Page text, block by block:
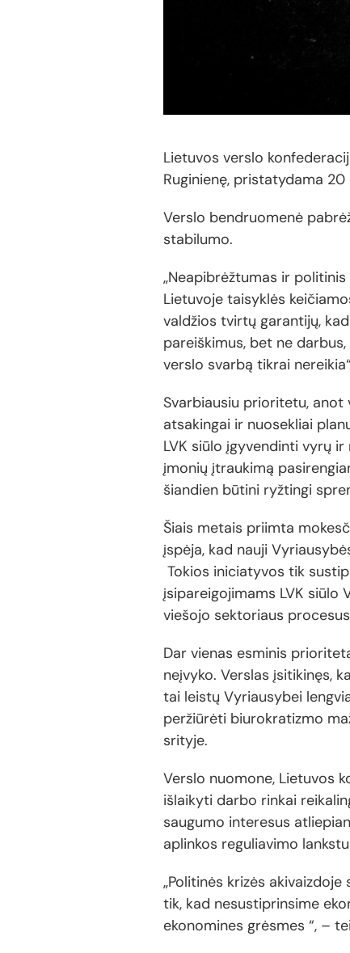
Lietuvos verslo
Ruginienę, pristatydama
Verslo bendruomenė
stabilumo.
„Neapibrėžtumas ir
Lietuvoje taisyklės
valdžios tvirtų garantijų,
pareiškimus, bet ne
verslo svarbą tikrai
Svarbiausiu prioritetu, anot
atsakingai ir nuosekliai
LVK siūlo įgyvendinti vyrų
įmonių įtraukimą
šiandien būtini ryžtingi
Šiais metais priimta
įspėja, kad nauji
Tokios iniciatyvos tik
įsipareigojimams LVK
viešojo sektoriaus
Dar vienas esminis
neįvyko. Verslas įsitikinęs,
tai leistų Vyriausybei
peržiūrėti biurokratizmo
srityje.
Verslo nuomone, Lietuvos
išlaikyti darbo rinkai
saugumo interesus
aplinkos reguliavimo
„Politinės krizės
tik, kad nesustiprinsime
ekonomines grėsmes “, –